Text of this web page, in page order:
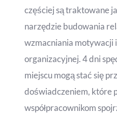
częściej są traktowane
narzędzie budowania
wzmacniania motywacji
organizacyjnej. 4 dni
miejscu mogą stać się
doświadczeniem, które
współpracownikom